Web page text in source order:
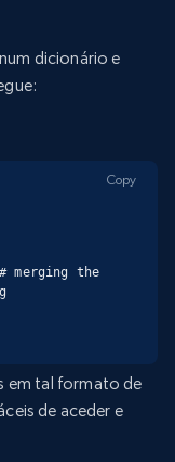
dicionário e
Copy
em tal formato de
de aceder e